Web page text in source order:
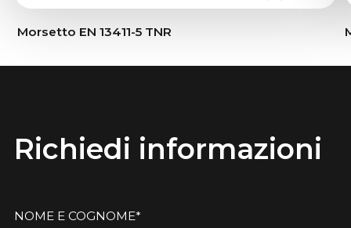
Morsetto EN 13411-5 TNR
Richiedi informazioni
NOME E COGNOME*